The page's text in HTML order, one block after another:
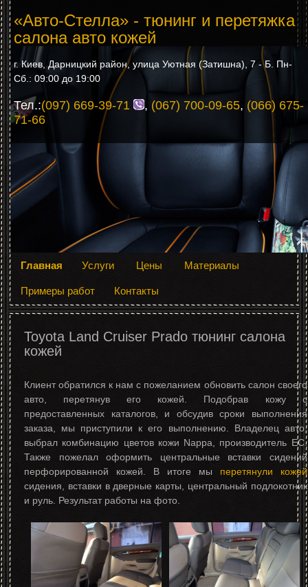
«Авто-Стелла» - тюнинг и перетяжка
салона авто кожей
г. Киев, Дарницкий район, улица Уютная (Затишна), 7 - Б. Пн-
Сб.: 09:00 до 19:00
Тел.:(097) 669-39-71 , (067) 700-09-65, (066) 675-
71-66
Главная Услуги Цены Материалы
Примеры работ Контакты
Toyota Land Cruiser Prado тюнинг салона
кожей
Клиент обратился к нам с пожеланием обновить салон своего
авто, перетянув его кожей. Подобрав кожу с
предоставленных каталогов, и обсудив сроки выполнения
заказа, мы приступили к его выполнению. Владелец авто,
выбрал комбинацию цветов кожи Nappa, производитель ЕС.
Также пожелал оформить центральные вставки сидений
перфорированной кожей. В итоге мы перетянули кожей
сидения, вставки в дверные карты, центральный подлокотник
и руль. Результат работы на фото.